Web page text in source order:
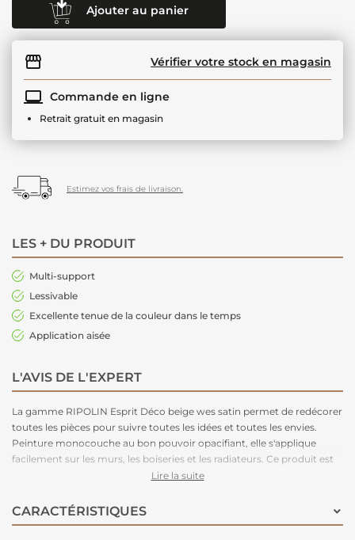
Ajouter au panier
Vérifier votre stock en magasin
Commande en ligne
Retrait gratuit en magasin
Estimez vos frais de livraison.
LES + DU PRODUIT
Multi-support
Lessivable
Excellente tenue de la couleur dans le temps
Application aisée
L'AVIS DE L'EXPERT
La gamme RIPOLIN Esprit Déco beige wes satin permet de redécorer
toutes les pièces pour suivre toutes les idées et toutes les envies.
Peinture monocouche au bon pouvoir opacifiant, elle s'applique
facilement sur les murs, les boiseries et les radiateurs. Ce produit est
disponible en plusieurs teintes et en blanc.
Lire la suite
CARACTÉRISTIQUES